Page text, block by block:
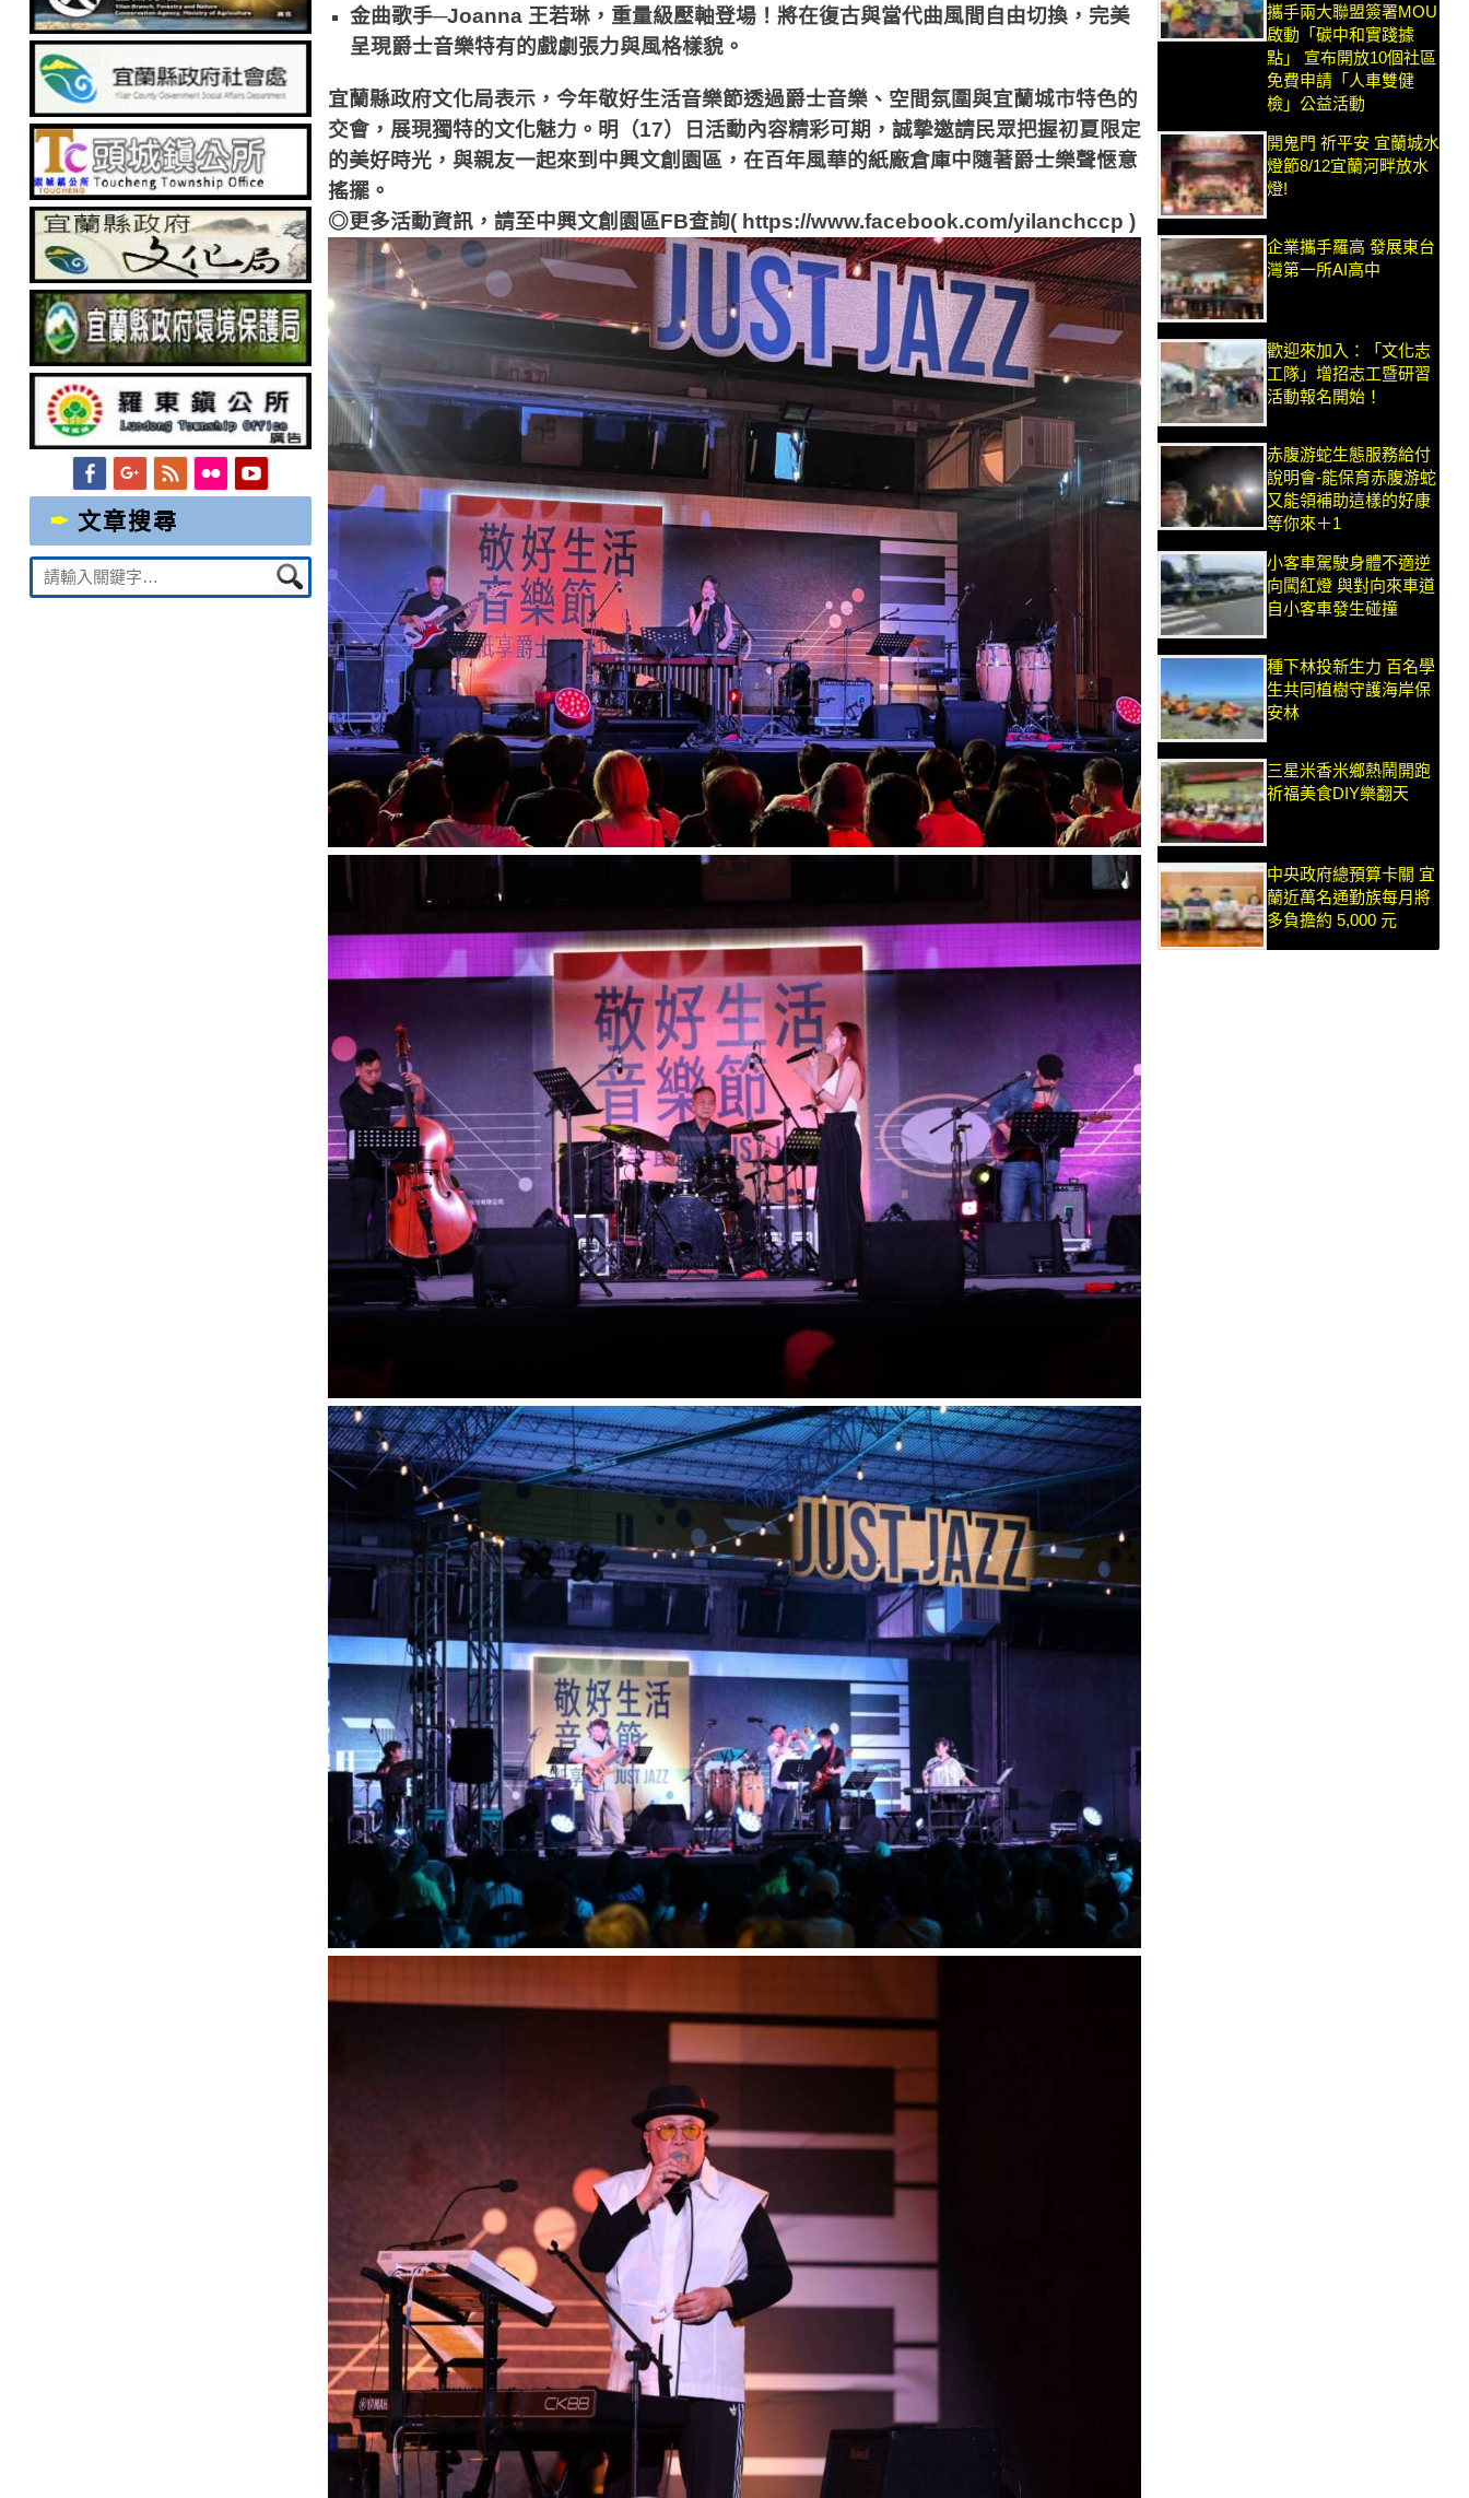
金曲歌手─Joanna 王若琳，重量級壓軸登場！將在復古與當代曲風間自由切換，完美
呈現爵士音樂特有的戲劇張力與風格樣貌。
宜蘭縣政府文化局表示，今年敬好生活音樂節透過爵士音樂、空間氛圍與宜蘭城市特色的
交會，展現獨特的文化魅力。明（17）日活動內容精彩可期，誠摯邀請民眾把握初夏限定
的美好時光，與親友一起來到中興文創園區，在百年風華的紙廠倉庫中隨著爵士樂聲愜意
搖擺。
◎更多活動資訊，請至中興文創園區FB查詢( https://www.facebook.com/yilanchccp )
攜手兩大聯盟簽署MOU
啟動「碳中和實踐據
點」 宣布開放10個社區
免費申請「人車雙健
檢」公益活動
開鬼門 祈平安 宜蘭城水
燈節8/12宜蘭河畔放水
燈!
企業攜手羅高 發展東台
灣第一所AI高中
歡迎來加入：「文化志
工隊」增招志工暨研習
活動報名開始！
赤腹游蛇生態服務給付
說明會-能保育赤腹游蛇
又能領補助這樣的好康
等你來＋1
小客車駕駛身體不適逆
向闖紅燈 與對向來車道
自小客車發生碰撞
種下林投新生力 百名學
生共同植樹守護海岸保
安林
三星米香米鄉熱鬧開跑
祈福美食DIY樂翻天
中央政府總預算卡關 宜
蘭近萬名通勤族每月將
多負擔約 5,000 元
FacebookGoogleplus
FeedFlickrYouTube
文章搜尋
Suche
nach: